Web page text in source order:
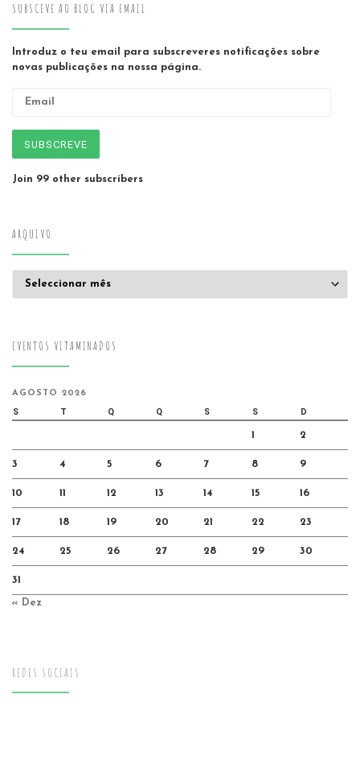
SUBSCEVE AO BLOG VIA EMAIL
Introduz o teu email para subscreveres notificações sobre
novas publicações na nossa página.
SUBSCREVE
Join 99 other subscribers
ARQUIVO
EVENTOS VITAMINADOS
AGOSTO 2026
S T Q Q S S D
1 2
3 4 5 6 7 8 9
10 11 12 13 14 15 16
17 18 19 20 21 22 23
24 25 26 27 28 29 30
31
« Dez
REDES SOCIAIS